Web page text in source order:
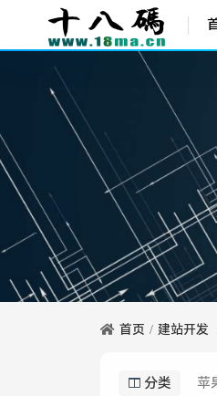
首页 建站开发
分类 苹